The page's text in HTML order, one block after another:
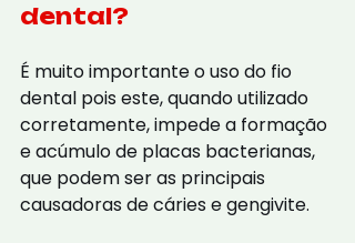
dental?
É muito importante o uso do fio
dental pois este, quando utilizado
corretamente, impede a formação
e acúmulo de placas bacterianas,
que podem ser as principais
causadoras de cáries e gengivite.